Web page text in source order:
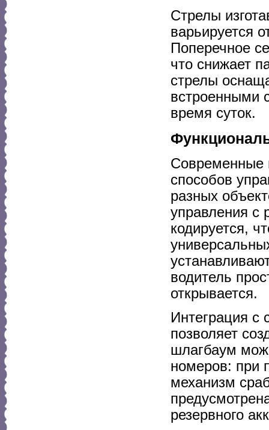
Стрелы
варьируется
Поперечное
что снижает
стрелы
встроенными
время суток.
Современные
способов
разных
управления с
кодируется,
водитель
открывается.
Интеграция с
позволяет
шлагбаум
номеров: при
механизм
резервного